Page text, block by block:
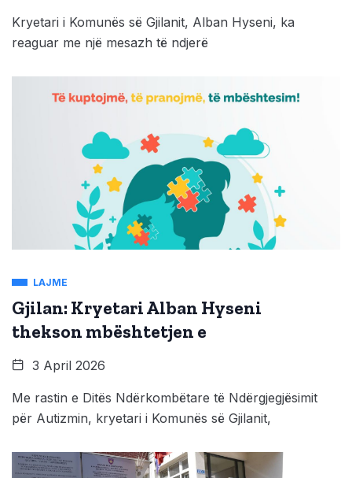
Kryetari i Komunës së Gjilanit, Alban Hyseni, ka
reaguar me një mesazh të ndjerë
LAJME
Gjilan: Kryetari Alban Hyseni
thekson mbështetjen e
3 April 2026
Me rastin e Ditës Ndërkombëtare të Ndërgjegjësimit
për Autizmin, kryetari i Komunës së Gjilanit,